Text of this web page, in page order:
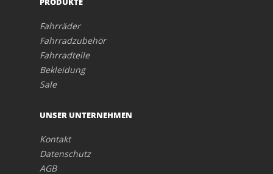
Fahrräder
Fahrradzubehör
Fahrradteile
Bekleidung
Sale
UNSER UNTERNEHMEN
Kontakt
Datenschutz
AGB